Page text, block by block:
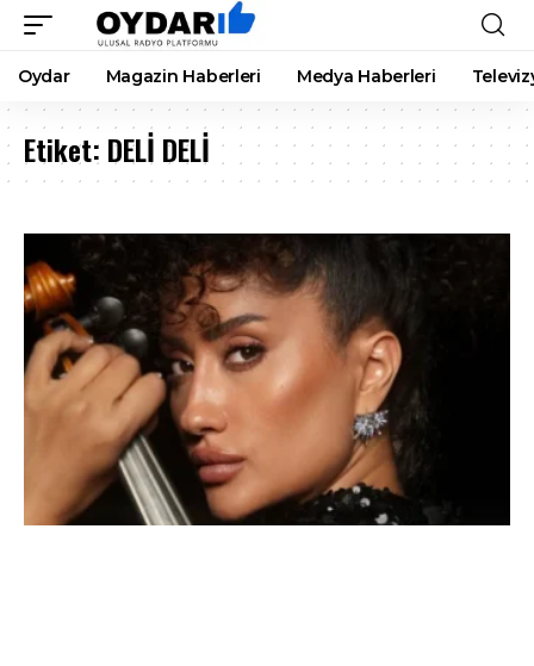
Oydar Magazin Haberleri Medya Haberleri
Etiket: DELİ DELİ